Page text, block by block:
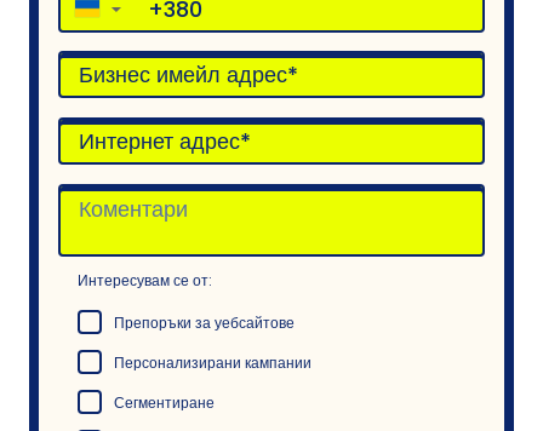
▼
Интересувам се от:
Препоръки за уебсайтове
Персонализирани кампании
Сегментиране